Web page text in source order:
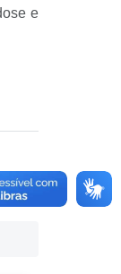
e